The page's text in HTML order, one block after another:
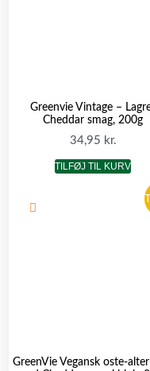
Greenvie Vintage –
Cheddar smag, 200g
34,95 kr.
TILFØJ TIL KURV
GreenVie Vegansk oste-